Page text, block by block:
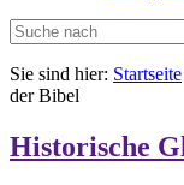
Sie sind hier: Startseite
der Bibel
Historische